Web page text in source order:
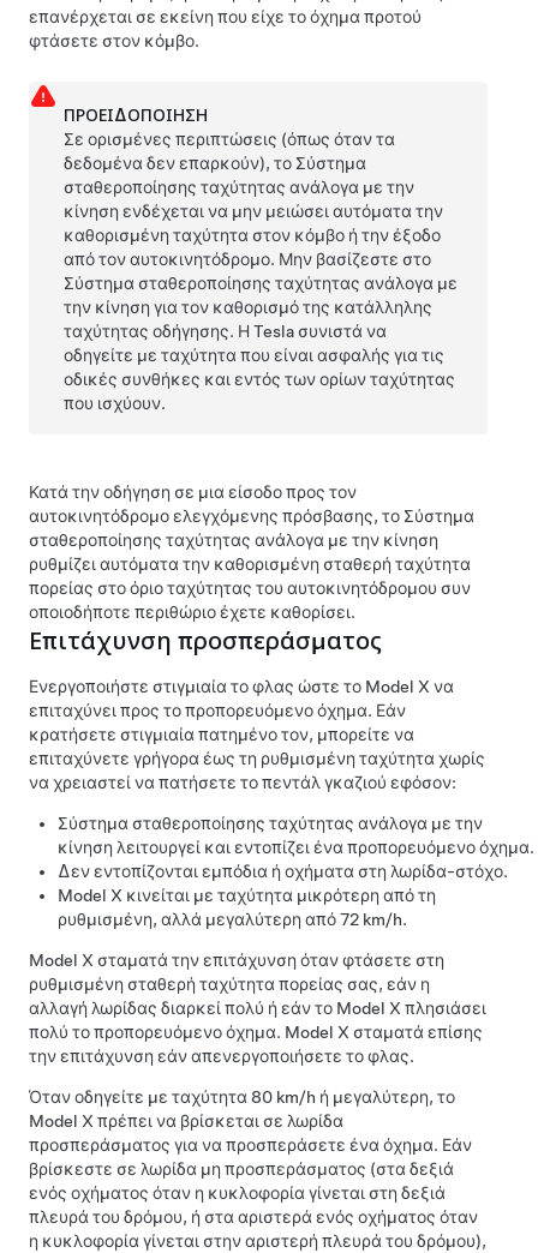
επανέρχεται σε εκείνη που είχε το όχημα προτού
φτάσετε στον κόμβο.
ΠΡΟΕΙΔΟΠΟΊΗΣΗ
Σε ορισμένες περιπτώσεις (όπως όταν τα
δεδομένα δεν επαρκούν), το Σύστημα
σταθεροποίησης ταχύτητας ανάλογα με την
κίνηση ενδέχεται να μην μειώσει αυτόματα την
καθορισμένη ταχύτητα στον κόμβο ή την έξοδο
από τον αυτοκινητόδρομο. Μην βασίζεστε στο
Σύστημα σταθεροποίησης ταχύτητας ανάλογα με
την κίνηση για τον καθορισμό της κατάλληλης
ταχύτητας οδήγησης. Η Tesla συνιστά να
οδηγείτε με ταχύτητα που είναι ασφαλής για τις
οδικές συνθήκες και εντός των ορίων ταχύτητας
που ισχύουν.
Κατά την οδήγηση σε μια είσοδο προς τον
αυτοκινητόδρομο ελεγχόμενης πρόσβασης, το Σύστημα
σταθεροποίησης ταχύτητας ανάλογα με την κίνηση
ρυθμίζει αυτόματα την καθορισμένη σταθερή ταχύτητα
πορείας στο όριο ταχύτητας του αυτοκινητόδρομου συν
οποιοδήποτε περιθώριο έχετε καθορίσει.
Επιτάχυνση προσπεράσματος
Ενεργοποιήστε στιγμιαία το φλας ώστε το Model X να
επιταχύνει προς το προπορευόμενο όχημα. Εάν
κρατήσετε στιγμιαία πατημένο τον, μπορείτε να
επιταχύνετε γρήγορα έως τη ρυθμισμένη ταχύτητα χωρίς
να χρειαστεί να πατήσετε το πεντάλ γκαζιού εφόσον:
Σύστημα σταθεροποίησης ταχύτητας ανάλογα με την
κίνηση λειτουργεί και εντοπίζει ένα προπορευόμενο όχημα.
Δεν εντοπίζονται εμπόδια ή οχήματα στη λωρίδα-στόχο.
Model X κινείται με ταχύτητα μικρότερη από τη
ρυθμισμένη, αλλά μεγαλύτερη από72 km/h.
Model X σταματά την επιτάχυνση όταν φτάσετε στη
ρυθμισμένη σταθερή ταχύτητα πορείας σας, εάν η
αλλαγή λωρίδας διαρκεί πολύ ή εάν το Model X πλησιάσει
πολύ το προπορευόμενο όχημα. Model X σταματά επίσης
την επιτάχυνση εάν απενεργοποιήσετε το φλας.
Όταν οδηγείτε με ταχύτητα 80 km/h ή μεγαλύτερη, το
Model X πρέπει να βρίσκεται σε λωρίδα
προσπεράσματος για να προσπεράσετε ένα όχημα. Εάν
βρίσκεστε σε λωρίδα μη προσπεράσματος (στα δεξιά
ενός οχήματος όταν η κυκλοφορία γίνεται στη δεξιά
πλευρά του δρόμου, ή στα αριστερά ενός οχήματος όταν
η κυκλοφορία γίνεται στην αριστερή πλευρά του δρόμου),